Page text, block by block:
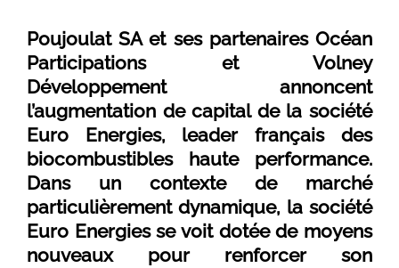
Poujoulat SA et ses partenaires Océan
Participations et Volney
Développement annoncent
l’augmentation de capital de la société
Euro Energies, leader français des
biocombustibles haute performance.
Dans un contexte de marché
particulièrement dynamique, la société
Euro Energies se voit dotée de moyens
nouveaux pour renforcer son